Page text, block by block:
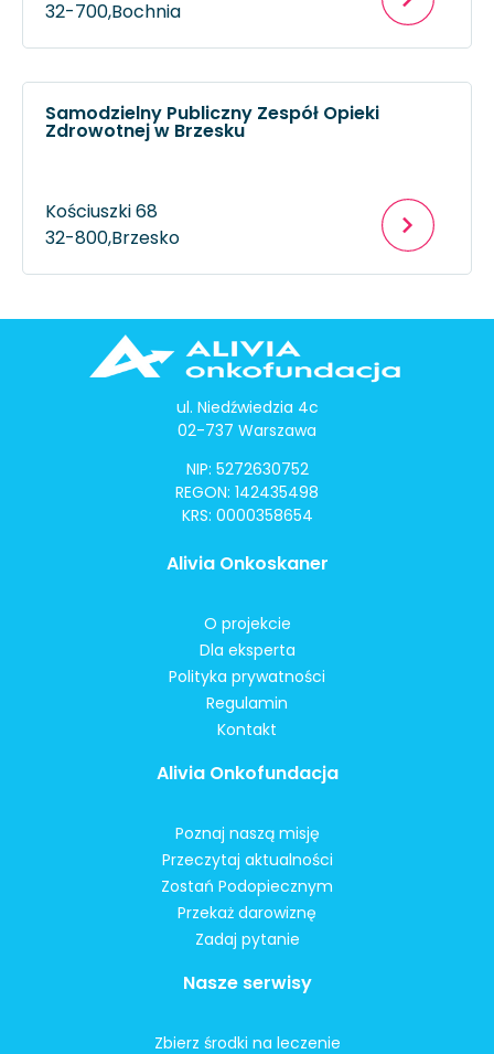
32-700,Bochnia
Samodzielny Publiczny Zespół Opieki
Zdrowotnej w Brzesku
Kościuszki 68
32-800,Brzesko
ul. Niedźwiedzia 4c
02-737 Warszawa
NIP: 5272630752
REGON: 142435498
KRS: 0000358654
Alivia Onkoskaner
O projekcie
Dla eksperta
Polityka prywatności
Regulamin
Kontakt
Alivia Onkofundacja
Poznaj naszą misję
Przeczytaj aktualności
Zostań Podopiecznym
Przekaż darowiznę
Zadaj pytanie
Nasze serwisy
Zbierz środki na leczenie